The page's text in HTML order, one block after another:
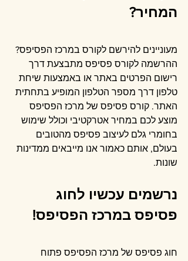
המחיר?
מעוניינים להירשם לקורס במרכז הפסיפס?
ההרשמה לקורס פסיפס מתבצעת דרך
רישום הפרטים באתר או באמצעות שיחת
טלפון דרך מספר הטלפון המופיע בתחתית
האתר. קורס פסיפס של מרכז הפסיפס
מוצע לכם במחיר אטרקטיבי וכולל שימוש
בחומרי גלם לעיצוב פסיפס מהטובים
בעולם, אותם כאמור אנו מייבאים ממדינות
שונות.
נרשמים עכשיו לחוג
פסיפס במרכז הפסיפס!
חוג פסיפס של מרכז הפסיפס פתוח